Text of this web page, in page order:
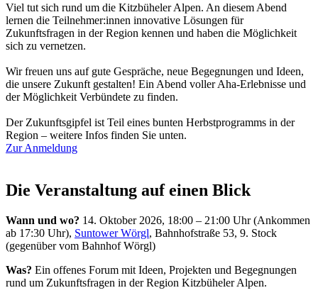
Viel tut sich rund um die Kitzbüheler Alpen. An diesem Abend
lernen die Teilnehmer:innen innovative Lösungen für
Zukunftsfragen in der Region kennen und haben die Möglichkeit
sich zu vernetzen.
Wir freuen uns auf gute Gespräche, neue Begegnungen und Ideen,
die unsere Zukunft gestalten! Ein Abend voller Aha-Erlebnisse und
der Möglichkeit Verbündete zu finden.
Der Zukunftsgipfel ist Teil eines bunten Herbstprogramms in der
Region – weitere Infos finden Sie unten.
Zur Anmeldung
Die Veranstaltung auf einen Blick
Wann und wo? 14. Oktober 2026, 18:00 – 21:00 Uhr (Ankommen
ab 17:30 Uhr), Suntower Wörgl, Bahnhofstraße 53, 9. Stock
(gegenüber vom Bahnhof Wörgl)
Was? Ein offenes Forum mit Ideen, Projekten und Begegnungen
rund um Zukunftsfragen in der Region Kitzbüheler Alpen.